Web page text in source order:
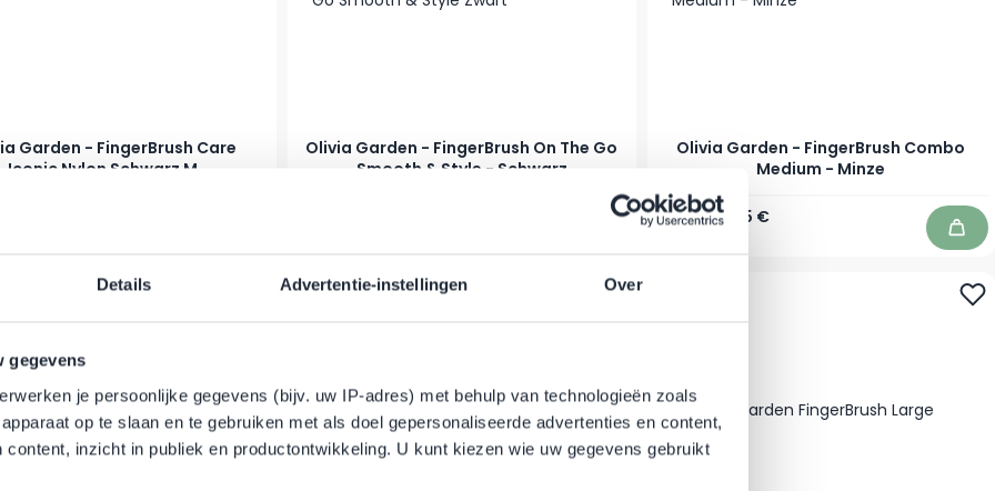
Details Advertentie-instellingen Over
gegevens
je persoonlijke gegevens (bijv. uw IP-adres) met behulp van technologieën zoals
op te slaan en te gebruiken met als doel gepersonaliseerde advertenties en content,
content, inzicht in publiek en productontwikkeling. U kunt kiezen wie uw gegevens gebruikt
Garden - FingerBrush Care
Iconic Nylon Schwarz M
Preis
Olivia Garden - FingerBrush On The Go
Smooth & Style - Schwarz
Olivia Garden - FingerBrush Combo
Medium - Minze
Sonderpreis
17,95 €
Regulärer Preis
27,95 €
In
-35%